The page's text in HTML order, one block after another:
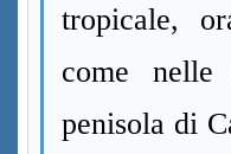
tropicale,
come nelle
penisola di